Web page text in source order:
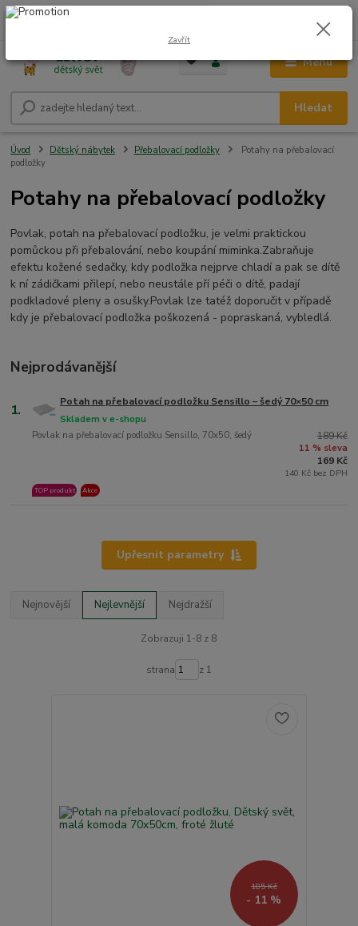
Menu
Hledat
+420 604 278 943 0,00 Kč
Úvod Dětský nábytek Přebalovací podložky
Potahy na přebalovací
podložky
Potahy na přebalovací podložky
Povlak, potah na přebalovací podložku, je velmi praktickou
pomůckou při přebalování, nebo koupání miminka.Zabraňuje
efektu kožené sedačky, kdy podložka nejprve chladí a pak se dítě
k ní zádičkami přilepí, nebo neustále pří péči o dítě, padají
podkladové pleny a osušky.Povlak lze tatéž doporučit v případě
kdy je přebalovací podložka poškozená - popraskaná, vybledlá.
Nejprodávanější
1. Potah na přebalovací podložku Sensillo – šedý 70×50 cm
Povlak na přebalovací podložku Sensillo, 70x50, šedý
Skladem v e-shopu
TOP produkt Akce
189 Kč
11 % sleva
169 Kč
140 Kč bez DPH
Upřesnit parametry
Nejnovější Nejlevnější Nejdražší
Zobrazuji 1-8 z 8
strana z 1
185 Kč
- 11 %
Zavřít